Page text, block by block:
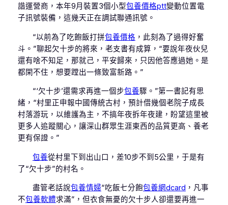
諧運營商，本年9月裝置3個小型包養價格ptt變動位置電
子訊號裝備，這幾天正在調試聯通訊號。
“以前為了吃飽飯打拼包養價格 ，此刻為了過得好奮
斗。”聊起欠十步的將來，老支書有成算，“要說年夜伙兒
還有啥不知足，那就己，平安歸來，只因他答應過她。是
都閑不住，想要蹚出一條致富新路。”
“‘欠十步’還需求再進一個步包養驟。”第一書記有思
緒，“村里正申報中國傳統古村，預計借幾個老院子成長
村落游玩，以維護為主，不搞年夜拆年夜建，盼望這里被
更多人追蹤關心，讓深山群眾生涯東西的品質更高、養老
更有保證。”
包養從村里下到出山口，差10步不到5公里，于是有
了“欠十步”的村名。
盡管老話說包養情婦“吃飯七分飽包養網dcard ，凡事
不包養軟體求滿”，但衣食無憂的欠十步人卻還要再進一